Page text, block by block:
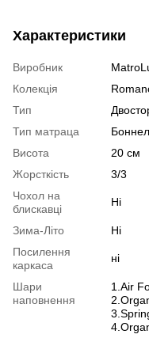
Характеристики
Виробник
Колекція
Тип
Тип матраца
Висота
20 см
Жорсткість
3/3
Чохол на
блискавці
Ні
Зима-Літо
Ні
Посилення
каркаса
ні
Шари
наповнення
1.Air